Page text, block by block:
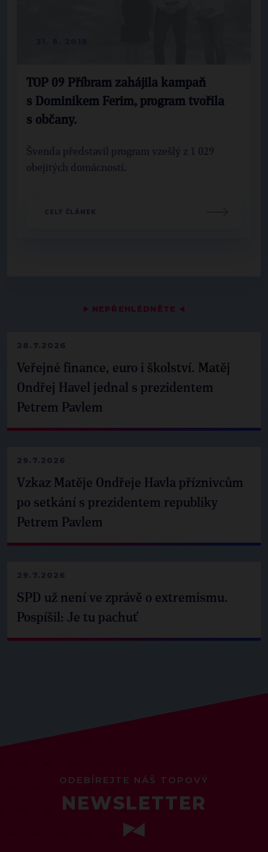
▶ NEPŘEHLÉDNĚTE ◀
28.7.2026
Veřejné finance, euro i školství. Matěj
Ondřej Havel jednal s prezidentem
Petrem Pavlem
29.7.2026
Vzkaz Matěje Ondřeje Havla příznivcům
po setkání s prezidentem republiky
Petrem Pavlem
29.7.2026
SPD už není ve zprávě o extremismu.
Pospíšil: Je tu pachuť
TOP 09 Příbram zahájila kampaň
s Dominikem Ferim, program tvořila
s občany.
Švenda představil program vzešlý z 1 029
obejitých domácností.
CELÝ ČLÁNEK
ODEBÍREJTE NÁŠ TOPOVÝ
NEWSLETTER